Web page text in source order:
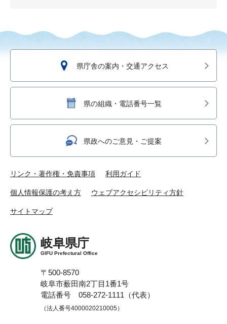
県庁舎の案内・交通アクセス
県の組織・電話番号一覧
県政へのご意見・ご提案
リンク・著作権・免責事項 利用ガイド
個人情報保護の考え方 ウェブアクセシビリティ方針
サイトマップ
岐阜県庁
GIFU Prefectural Office
〒500-8570
岐阜市薮田南2丁目1番1号
電話番号 058-272-1111（代表）
（法人番号4000020210005）